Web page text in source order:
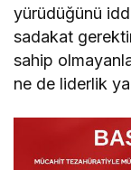
yürüdüğünü
sadakat
sahip
ne de liderlik